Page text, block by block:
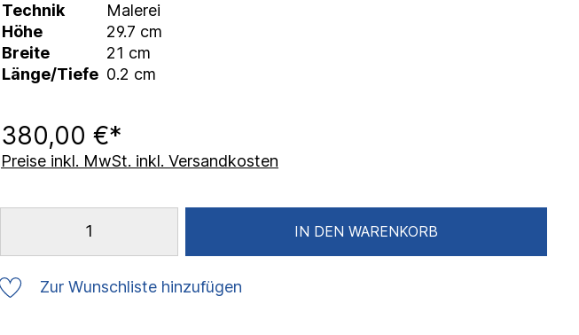
Technik
Malerei
Höhe
29.7 cm
Breite
21 cm
Länge/Tiefe 0.2 cm
380,00 €*
Preise inkl. MwSt. inkl. Versandkosten
IN DEN WARENKORB
Zur Wunschliste hinzufügen